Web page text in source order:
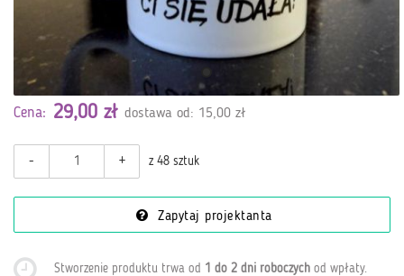
Cena: 29,00 zł dostawa od: 15,00 zł
- + z 48 sztuk
Zapytaj projektanta
Stworzenie produktu trwa od 1 do 2 dni roboczych od wpłaty.